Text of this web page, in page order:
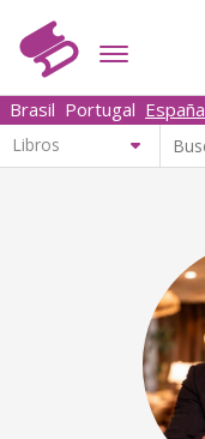
Brasil Portugal España